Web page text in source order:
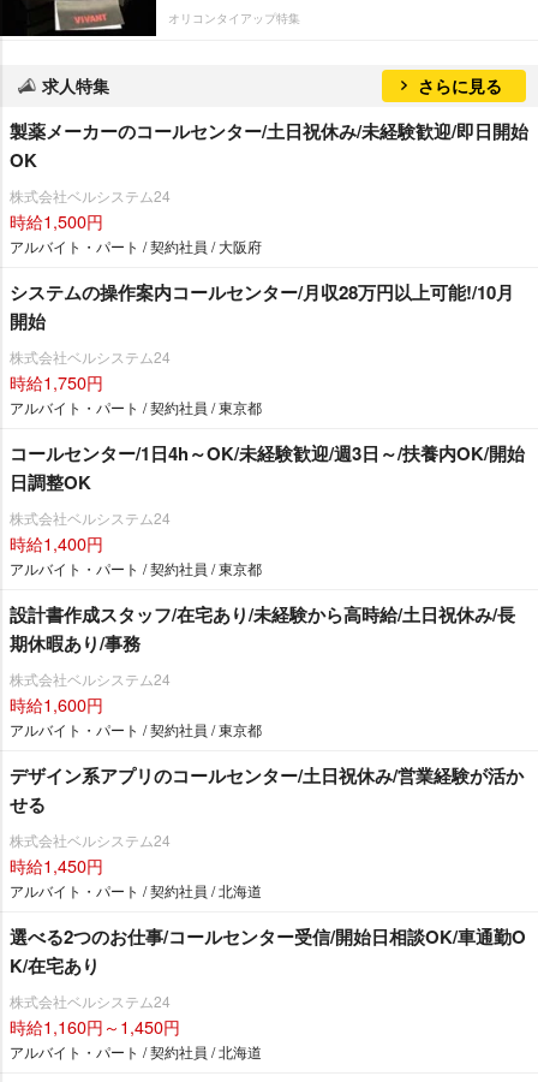
オリコンタイアップ特集
求人特集 さらに見る
製薬メーカーのコールセンター/土日祝休み/未経験歓迎/即日開始
OK
株式会社ベルシステム24
時給1,500円
アルバイト・パート / 契約社員 / 大阪府
システムの操作案内コールセンター/月収28万円以上可能!/10月
開始
株式会社ベルシステム24
時給1,750円
アルバイト・パート / 契約社員 / 東京都
コールセンター/1日4h～OK/未経験歓迎/週3日～/扶養内OK/開始
日調整OK
株式会社ベルシステム24
時給1,400円
アルバイト・パート / 契約社員 / 東京都
設計書作成スタッフ/在宅あり/未経験から高時給/土日祝休み/長
期休暇あり/事務
株式会社ベルシステム24
時給1,600円
アルバイト・パート / 契約社員 / 東京都
デザイン系アプリのコールセンター/土日祝休み/営業経験が活か
せる
株式会社ベルシステム24
時給1,450円
アルバイト・パート / 契約社員 / 北海道
選べる2つのお仕事/コールセンター受信/開始日相談OK/車通勤O
K/在宅あり
株式会社ベルシステム24
時給1,160円～1,450円
アルバイト・パート / 契約社員 / 北海道